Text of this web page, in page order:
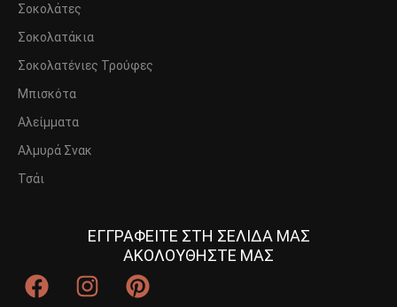
Σοκολάτες
Σοκολατάκια
Σοκολατένιες Τρούφες
Μπισκότα
Αλείμματα
Αλμυρά Σνακ
Τσάι
ΕΓΓΡΑΦΕΙΤΕ ΣΤΗ ΣΕΛΙΔΑ ΜΑΣ
ΑΚΟΛΟΥΘΗΣΤΕ ΜΑΣ